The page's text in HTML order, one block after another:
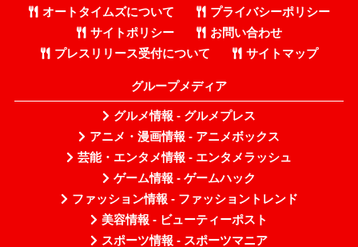
オートタイムズについて
プライバシーポリシー
サイトポリシー
お問い合わせ
プレスリリース受付について
サイトマップ
グループメディア
グルメ情報 - グルメプレス
アニメ・漫画情報 - アニメボックス
芸能・エンタメ情報 - エンタメラッシュ
ゲーム情報 - ゲームハック
ファッション情報 - ファッショントレンド
美容情報 - ビューティーポスト
スポーツ情報 - スポーツマニア